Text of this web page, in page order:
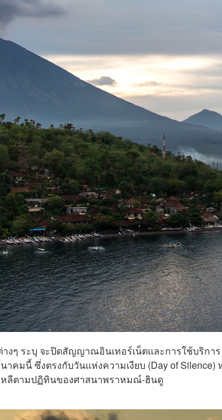
งๆ ระบุ จะปิดสัญญาณอินเทอร์เน็ตและการใช้บริการ
คมนี้ ซึ่งตรงกับวันแห่งความเงียบ (Day of Silence)
หลีตามปฏิทินของศาสนาพราหมณ์-ฮินดู